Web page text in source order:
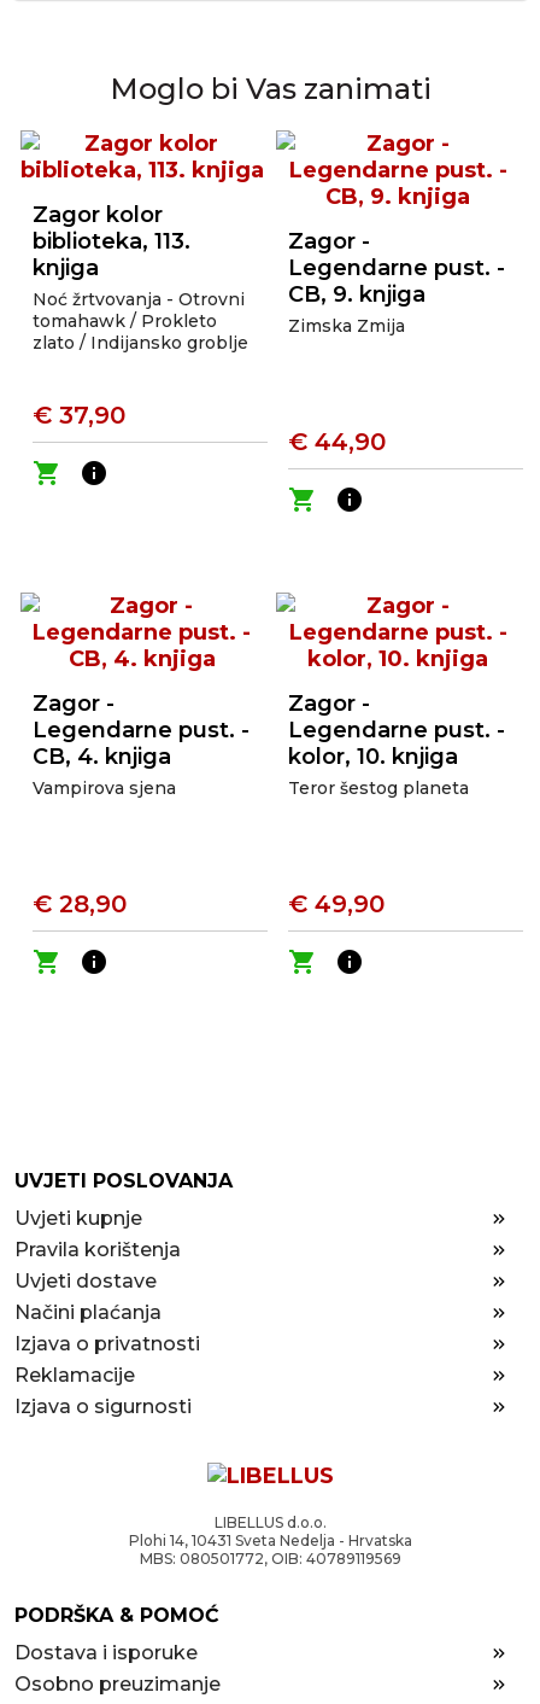
Moglo bi Vas zanimati
Zagor kolor
biblioteka, 113.
knjiga
Noć žrtvovanja - Otrovni
tomahawk / Prokleto
zlato / Indijansko groblje
€ 37,90
shopping_cart
info
Zagor -
Legendarne pust. -
CB, 9. knjiga
Zimska Zmija
€ 44,90
shopping_cart
info
Zagor -
Legendarne pust. -
CB, 4. knjiga
Vampirova sjena
€ 28,90
shopping_cart
info
Zagor -
Legendarne pust. -
kolor, 10. knjiga
Teror šestog planeta
€ 49,90
shopping_cart
info
UVJETI POSLOVANJA
Uvjeti kupnje
Pravila korištenja
Uvjeti dostave
Načini plaćanja
Izjava o privatnosti
Reklamacije
Izjava o sigurnosti
LIBELLUS d.o.o.
Plohi 14, 10431 Sveta Nedelja - Hrvatska
MBS: 080501772, OIB: 40789119569
PODRŠKA & POMOĆ
Dostava i isporuke
Osobno preuzimanje